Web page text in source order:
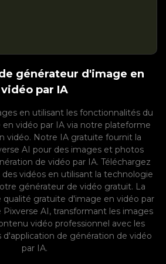
générateur d'image en
vidéo par IA
en utilisant les fonctionnalités du
vidéo par IA via notre plateforme
vidéo. Notre IA gratuite fournit la
AI pour des images et photos
de vidéo par IA. Téléchargez
vidéos en utilisant la technologie
générateur de vidéo gratuit. La
gratuite d'image en vidéo par
Pixverse AI, transformant les images
vidéo professionnel avec les
d'application de génération de vidéo
par IA.